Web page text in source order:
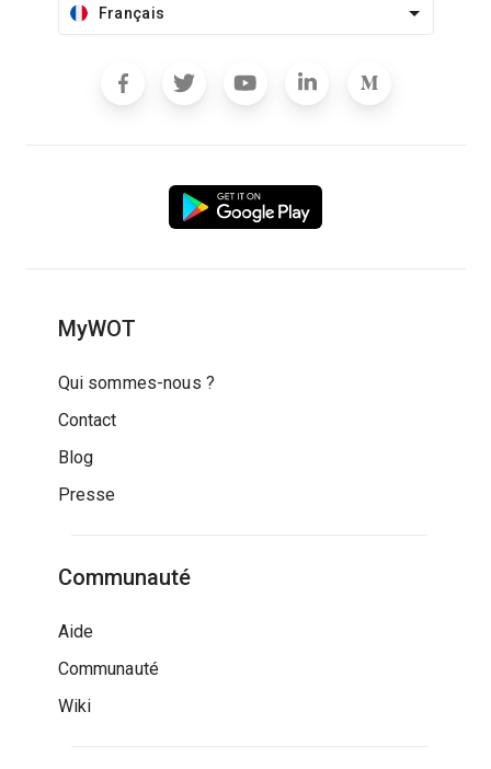
Français
MyWOT
Qui sommes-nous ?
Contact
Blog
Presse
Communauté
Aide
Communauté
Wiki